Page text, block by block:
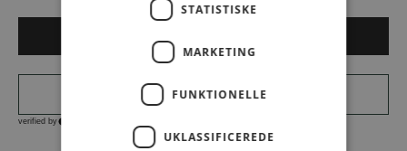
STATISTISKE
MARKETING
FUNKTIONELLE
UKLASSIFICEREDE